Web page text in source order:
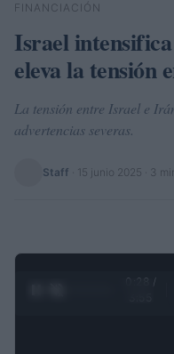
Buscar
FINANCIACIÓN
Israel
eleva la tensión
La tensión entre Israel e
advertencias severas.
Staff 15 junio 2025 · 3
0:29 /